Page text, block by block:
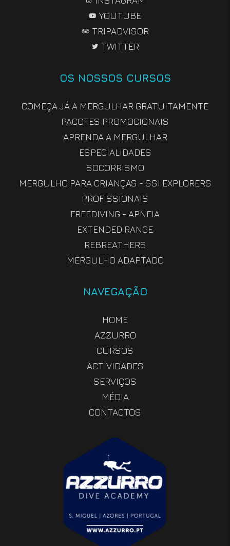
NAVEGAÇÃO
HOME
AZZURRO
CURSOS
ACTIVIDADES
SERVIÇOS
MÉDIA
CONTACTOS
OS NOSSOS CURSOS
COMEÇA JÁ A MERGULHAR GRATUITAMENTE
PACOTES PROMOCIONAIS
APRENDA A MERGULHAR
ESPECIALIDADES
SOCORRISMO
MERGULHO PARA CRIANÇAS - SSI EXPLORERS
PROFISSIONAIS
FREEDIVING - APNEIA
EXTENDED RANGE
REBREATHERS
MERGULHO ADAPTADO
YOUTUBE
TRIPADVISOR
TWITTER